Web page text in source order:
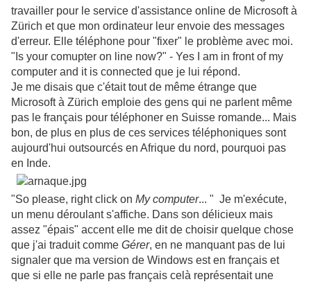
travailler pour le service d'assistance online de Microsoft à
Zürich et que mon ordinateur leur envoie des messages
d'erreur. Elle téléphone pour "fixer" le problème avec moi.
"Is your comupter on line now?" - Yes I am in front of my
computer and it is connected que je lui répond.
Je me disais que c'était tout de même étrange que
Microsoft à Zürich emploie des gens qui ne parlent même
pas le français pour téléphoner en Suisse romande... Mais
bon, de plus en plus de ces services téléphoniques sont
aujourd'hui outsourcés en Afrique du nord, pourquoi pas
en Inde.
"So please, right click on My computer... " Je m'exécute,
un menu déroulant s'affiche. Dans son délicieux mais
assez "épais" accent elle me dit de choisir quelque chose
que j'ai traduit comme Gérer, en ne manquant pas de lui
signaler que ma version de Windows est en français et
que si elle ne parle pas français celà représentait une